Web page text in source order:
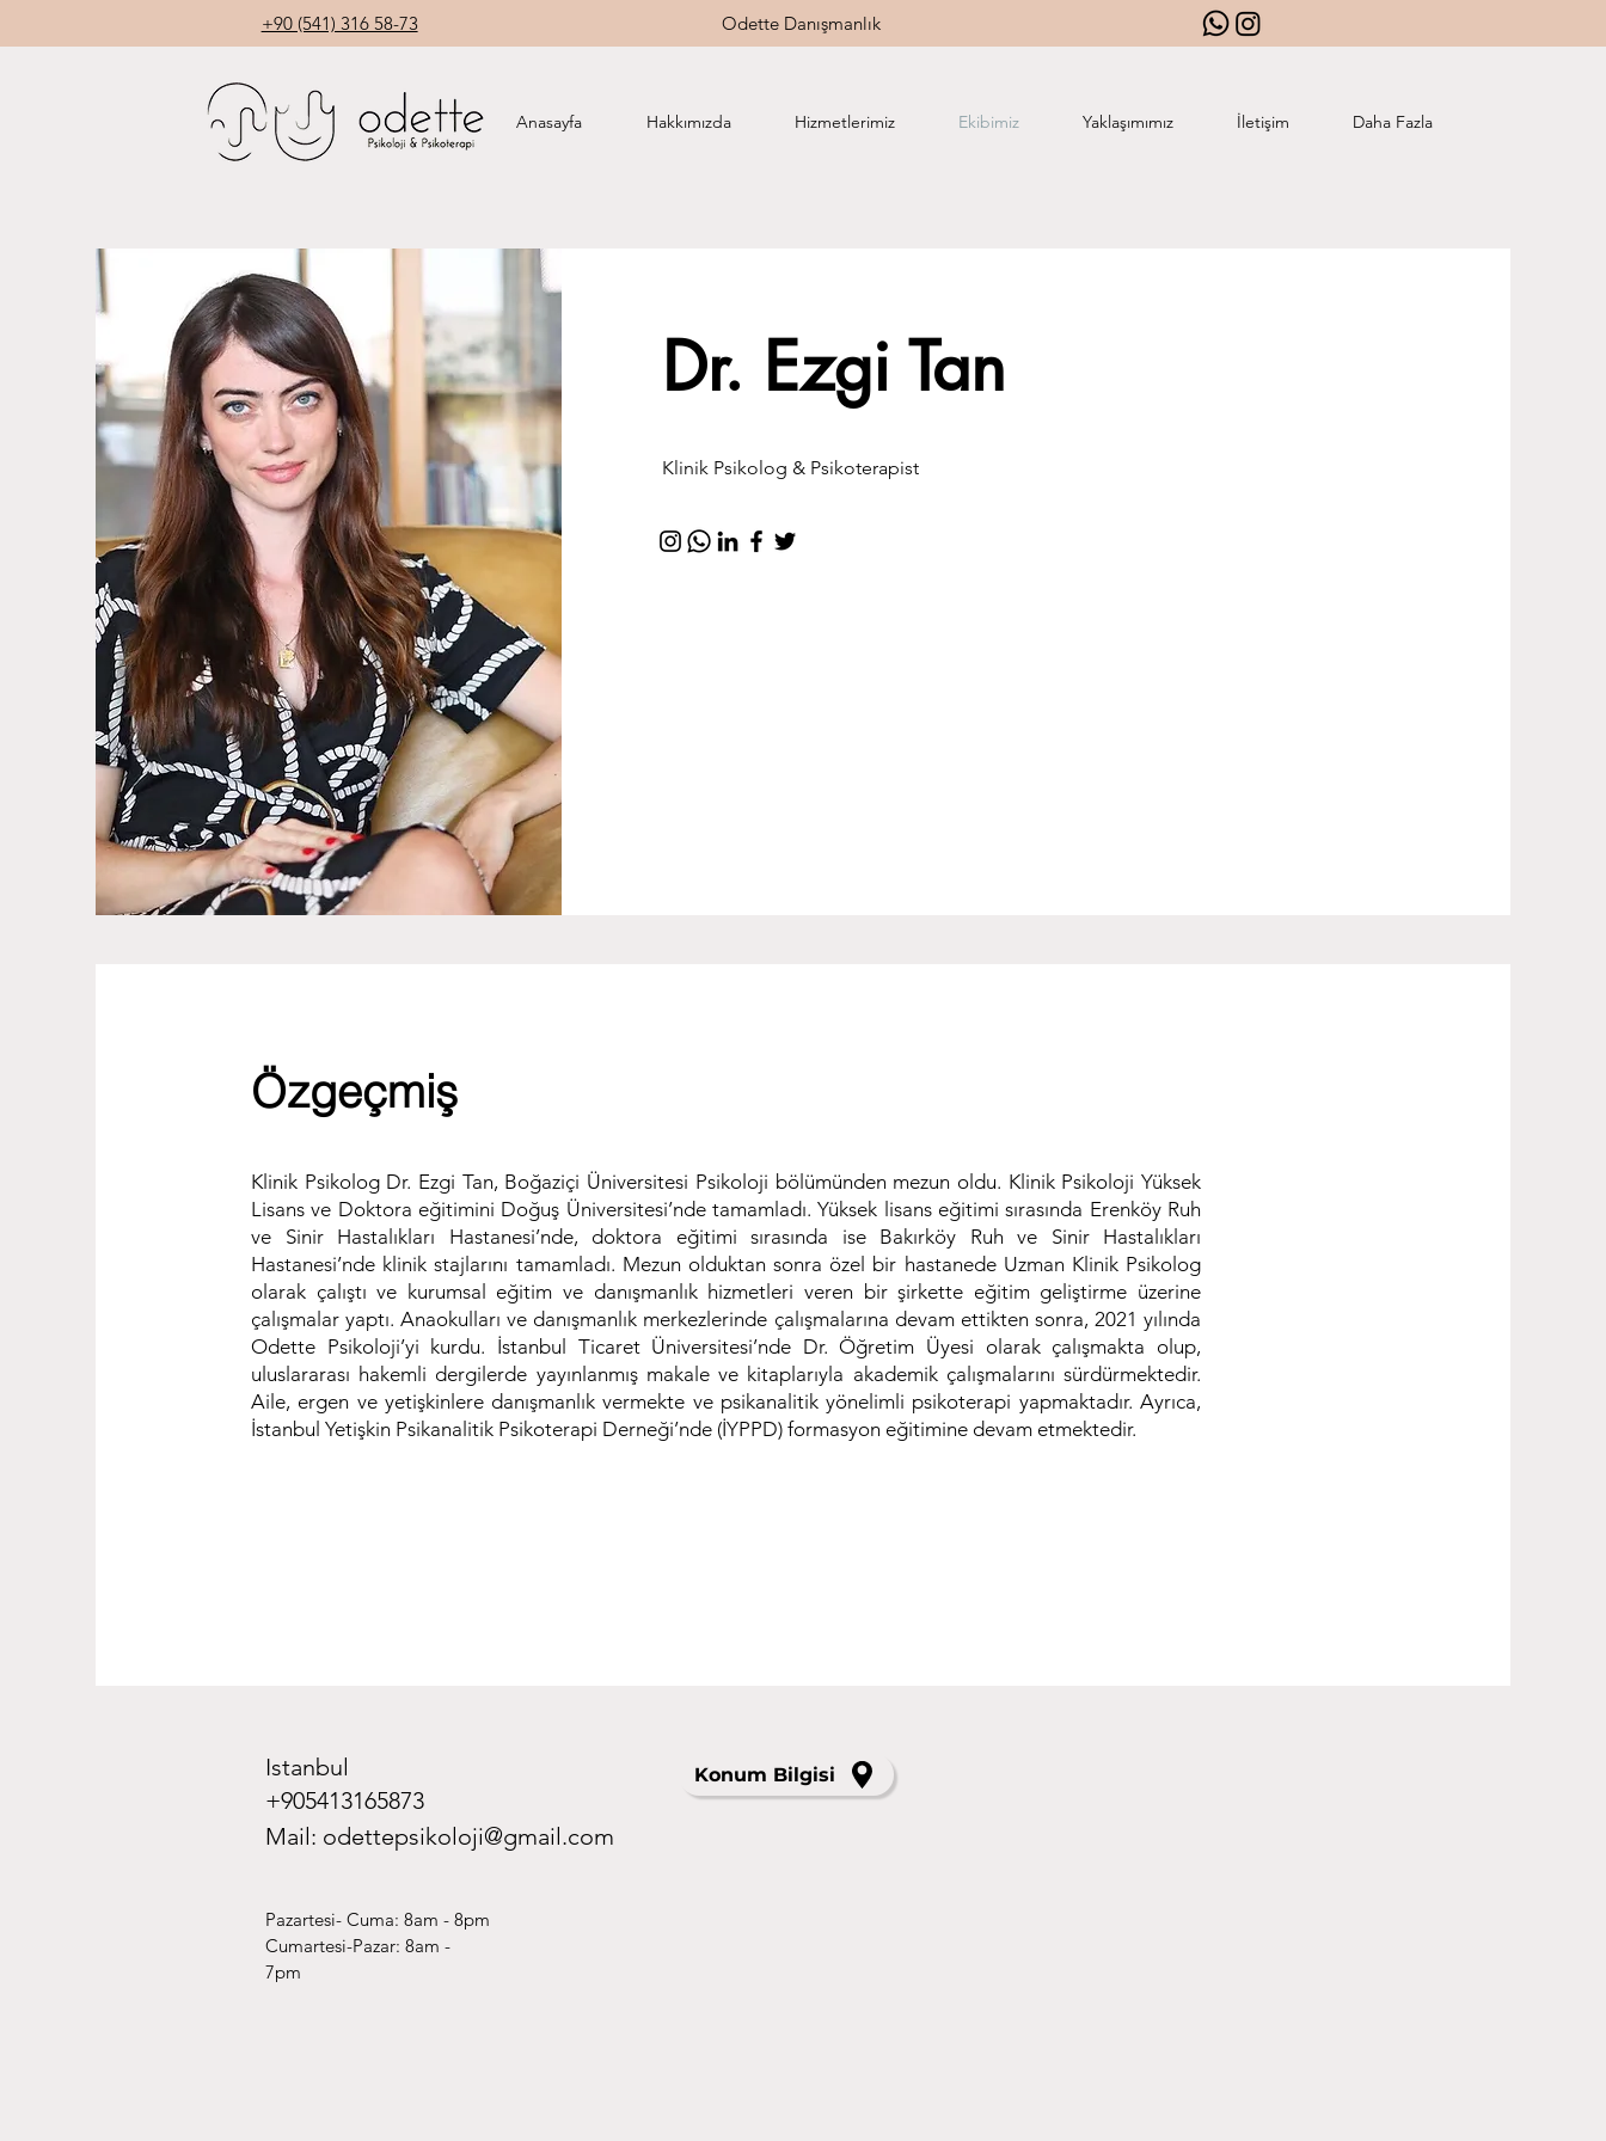
+90 (541) 316 58-73 Odette Danışmanlık
Anasayfa Hakkımızda Hizmetlerimiz Ekibimiz Yaklaşımımız İletişim Daha Fazla
Dr. Ezgi Tan
Klinik Psikolog & Psikoterapist
Özgeçmiş
Klinik Psikolog Dr. Ezgi Tan, Boğaziçi Üniversitesi Psikoloji bölümünden mezun oldu. Klinik Psikoloji Yüksek
Lisans ve Doktora eğitimini Doğuş Üniversitesi’nde tamamladı. Yüksek lisans eğitimi sırasında Erenköy Ruh
ve Sinir Hastalıkları Hastanesi’nde, doktora eğitimi sırasında ise Bakırköy Ruh ve Sinir Hastalıkları
Hastanesi’nde klinik stajlarını tamamladı. Mezun olduktan sonra özel bir hastanede Uzman Klinik Psikolog
olarak çalıştı ve kurumsal eğitim ve danışmanlık hizmetleri veren bir şirkette eğitim geliştirme üzerine
çalışmalar yaptı. Anaokulları ve danışmanlık merkezlerinde çalışmalarına devam ettikten sonra, 2021 yılında
Odette Psikoloji’yi kurdu. İstanbul Ticaret Üniversitesi’nde Dr. Öğretim Üyesi olarak çalışmakta olup,
uluslararası hakemli dergilerde yayınlanmış makale ve kitaplarıyla akademik çalışmalarını sürdürmektedir.
Aile, ergen ve yetişkinlere danışmanlık vermekte ve psikanalitik yönelimli psikoterapi yapmaktadır. Ayrıca,
İstanbul Yetişkin Psikanalitik Psikoterapi Derneği’nde (İYPPD) formasyon eğitimine devam etmektedir.
Istanbul
+905413165873
Mail: odettepsikoloji@gmail.com
Pazartesi- Cuma: 8am - 8pm
​​Cumartesi-Pazar: 8am -
7pm
Konum Bilgisi